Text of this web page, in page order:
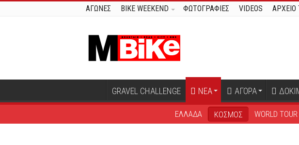
ΑΓΩΝΕΣ BIKE WEEKEND ΦΩΤΟΓΡΑΦΙΕΣ VIDEOS ΑΡΧΕΙΟ
GRAVEL CHALLENGE ΝΕΑ ΑΓΟΡΑ
ΕΛΛΑΔΑ ΚΟΣΜΟΣ WORLD TOUR